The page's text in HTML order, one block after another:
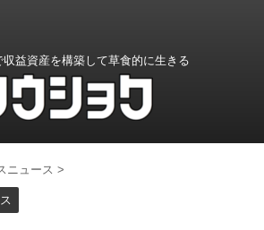
益資産を構築して草食的に生きる
ニュース >